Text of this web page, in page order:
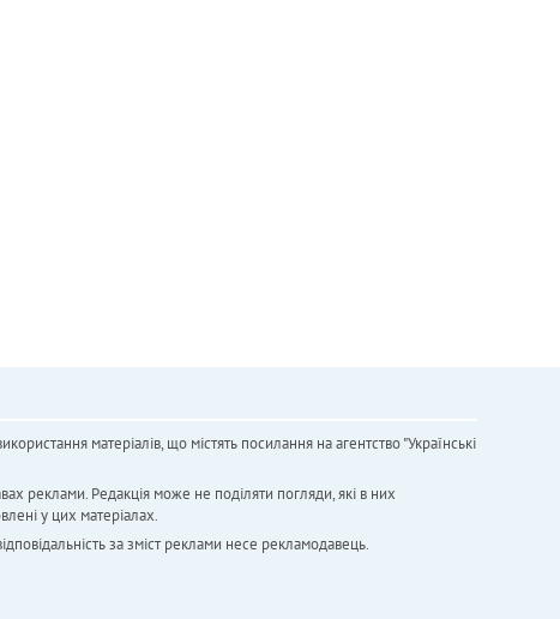
матеріалів, що містять посилання на агентство "Українськi
реклами. Редакція може не поділяти погляди, які в них
у цих матеріалах.
за зміст реклами несе рекламодавець.